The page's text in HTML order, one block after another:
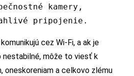
kamery,
pripojenie.
cez Wi-Fi, a ak je
nestabilné, môže to viesť k
oneskoreniam a celkovo zlému